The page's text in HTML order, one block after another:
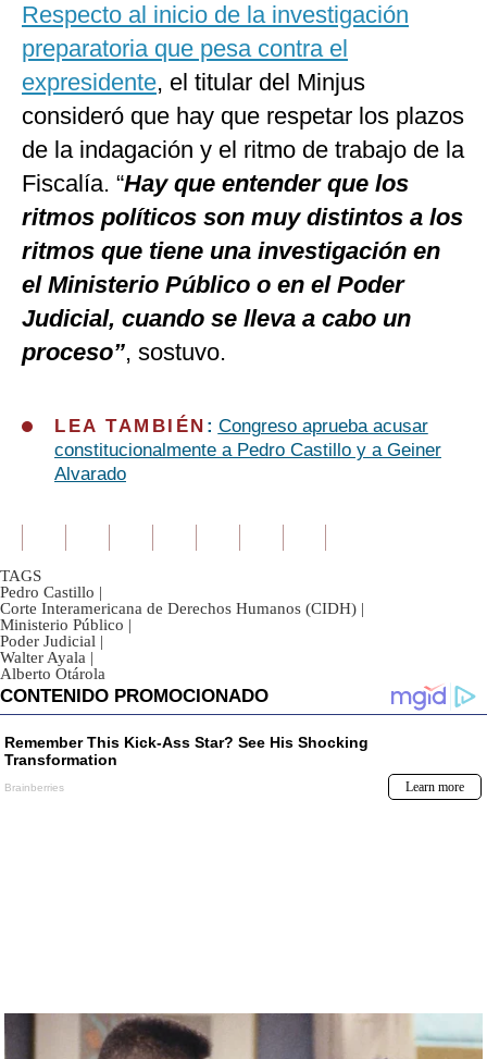
Respecto al inicio de la investigación
preparatoria que pesa contra el
expresidente, el titular del Minjus
consideró que hay que respetar los plazos
de la indagación y el ritmo de trabajo de la
Fiscalía. “Hay que entender que los
ritmos políticos son muy distintos a los
ritmos que tiene una investigación en
el Ministerio Público o en el Poder
Judicial, cuando se lleva a cabo un
proceso”, sostuvo.
LEA TAMBIÉN : Congreso aprueba acusar
constitucionalmente a Pedro Castillo y a Geiner
Alvarado
TAGS
Pedro Castillo |
Corte Interamericana de Derechos Humanos (CIDH) |
Ministerio Público |
Poder Judicial |
Walter Ayala |
Alberto Otárola